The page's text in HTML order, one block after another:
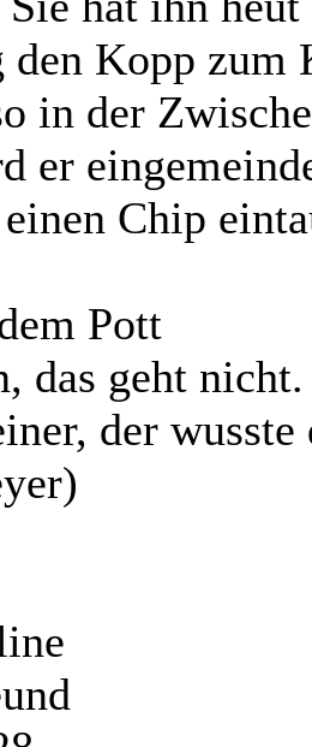
Kopp zum
in der
er
Chip
Pott
das geht nicht.
der